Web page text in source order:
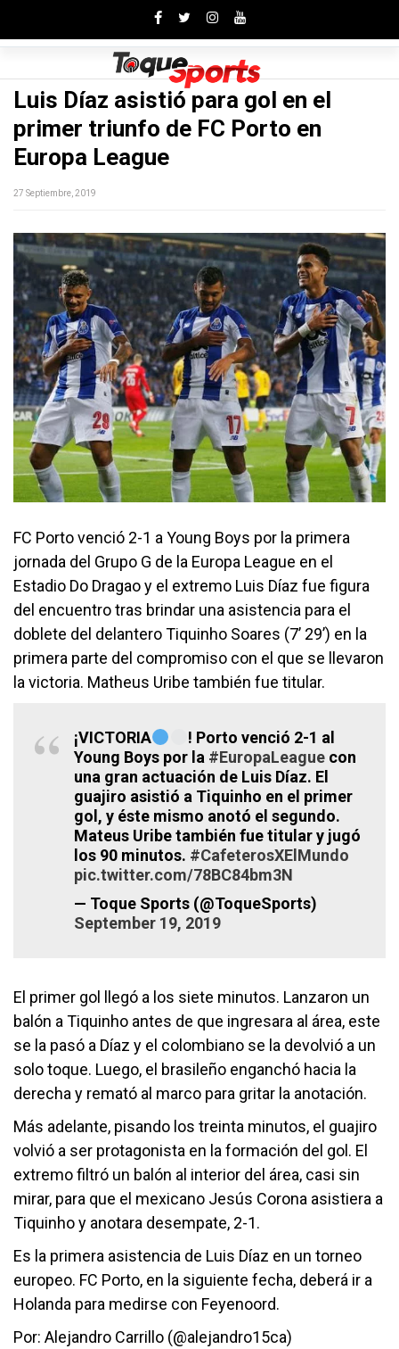
Luis Díaz asistió para gol en el
primer triunfo de FC Porto en
Europa League
27 Septiembre, 2019
FC Porto venció 2-1 a Young Boys por la primera
jornada del Grupo G de la Europa League en el
Estadio Do Dragao y el extremo Luis Díaz fue figura
del encuentro tras brindar una asistencia para el
doblete del delantero Tiquinho Soares (7’ 29’) en la
primera parte del compromiso con el que se llevaron
la victoria. Matheus Uribe también fue titular.
¡VICTORIA
! Porto venció 2-1 al
Young Boys por la #EuropaLeague con
una gran actuación de Luis Díaz. El
guajiro asistió a Tiquinho en el primer
gol, y éste mismo anotó el segundo.
Mateus Uribe también fue titular y jugó
los 90 minutos. #CafeterosXElMundo
pic.twitter.com/78BC84bm3N
— Toque Sports (@ToqueSports)
September 19, 2019
El primer gol llegó a los siete minutos. Lanzaron un
balón a Tiquinho antes de que ingresara al área, este
se la pasó a Díaz y el colombiano se la devolvió a un
solo toque. Luego, el brasileño enganchó hacia la
derecha y remató al marco para gritar la anotación.
Más adelante, pisando los treinta minutos, el guajiro
volvió a ser protagonista en la formación del gol. El
extremo filtró un balón al interior del área, casi sin
mirar, para que el mexicano Jesús Corona asistiera a
Tiquinho y anotara desempate, 2-1.
Es la primera asistencia de Luis Díaz en un torneo
europeo. FC Porto, en la siguiente fecha, deberá ir a
Holanda para medirse con Feyenoord.
Por: Alejandro Carrillo (@alejandro15ca)